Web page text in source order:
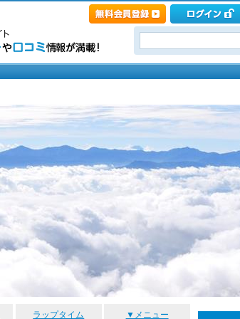
ラップタイム ▼メニュー